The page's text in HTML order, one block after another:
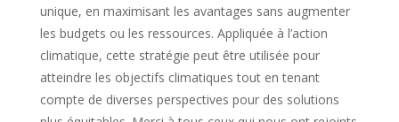
unique, en maximisant les avantages sans augmenter
les budgets ou les ressources. Appliquée à l’action
climatique, cette stratégie peut être utilisée pour
atteindre les objectifs climatiques tout en tenant
compte de diverses perspectives pour des solutions